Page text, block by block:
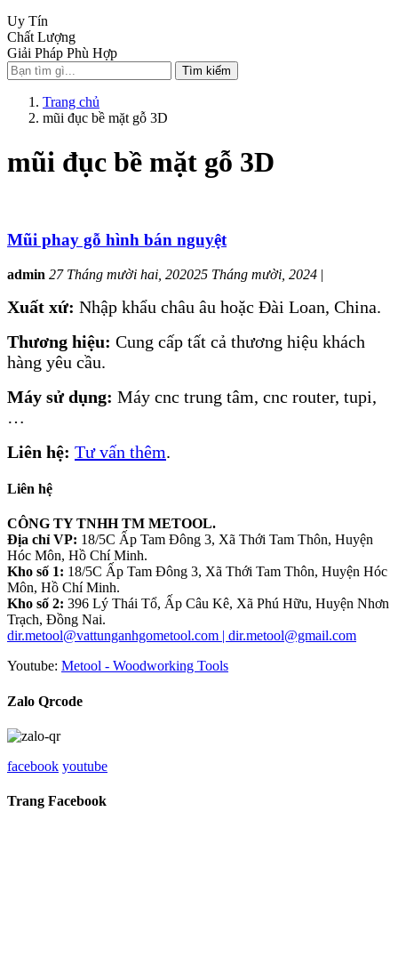
Uy Tín
Chất Lượng
Giải Pháp Phù Hợp
Tìm kiếm
Trang chủ
mũi đục bề mặt gỗ 3D
mũi đục bề mặt gỗ 3D
Mũi phay gỗ hình bán nguyệt
admin 27 Tháng mười hai, 202025 Tháng mười, 2024 |
Xuất xứ: Nhập khẩu châu âu hoặc Đài Loan, China.
Thương hiệu: Cung cấp tất cả thương hiệu khách
hàng yêu cầu.
Máy sử dụng: Máy cnc trung tâm, cnc router, tupi,
…
Liên hệ: Tư vấn thêm.
Liên hệ
CÔNG TY TNHH TM METOOL.
Địa chỉ VP: 18/5C Ấp Tam Đông 3, Xã Thới Tam Thôn, Huyện
Hóc Môn, Hồ Chí Minh.
Kho số 1: 18/5C Ấp Tam Đông 3, Xã Thới Tam Thôn, Huyện Hóc
Môn, Hồ Chí Minh.
Kho số 2: 396 Lý Thái Tổ, Ấp Câu Kê, Xã Phú Hữu, Huyện Nhơn
Trạch, Đồng Nai.
dir.metool@vattunganhgometool.com | dir.metool@gmail.com
Youtube: Metool - Woodworking Tools
Zalo Qrcode
facebook youtube
Trang Facebook